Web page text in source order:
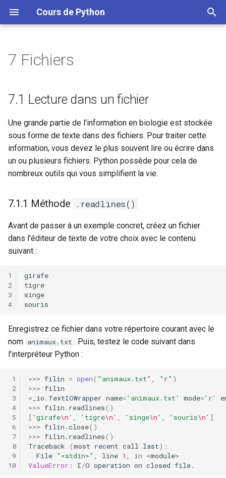
Cours de Python
a
i
o
d
e
l
a
7.1 Lecture dans un fichier
7.1.1 Méthode .readlines()
7.1.2 Méthode .read()
7.1.3 Méthode .readline()
7.1.4 Itérations directes sur
7.2 Écriture dans un fichier
7.3 Ouvrir deux fichiers avec
l'instruction with
ligne sous Unix et sous
Windows
conversions de types avec
les fichiers
de données et de fichiers
7.7 Exercices
7.7.1 Moyenne des notes
7.7.2 Admis ou recalé
A. Quelques formats de
biologie
B. Installation de Python
7 Fichiers
7.1 Lecture dans un fichier
Une grande partie de l'information en biologie est stockée
sous forme de texte dans des fichiers. Pour traiter cette
information, vous devez le plus souvent lire ou écrire dans
un ou plusieurs fichiers. Python possède pour cela de
nombreux outils qui vous simplifient la vie.
7.1.1 Méthode .readlines()
Avant de passer à un exemple concret, créez un fichier
dans l'éditeur de texte de votre choix avec le contenu
suivant :
Enregistrez ce fichier dans votre répertoire courant avec le
nom animaux.txt . Puis, testez le code suivant dans
l'interpréteur Python :
>>> filin = open( "animaux.txt" "r" )
>>> filin
< _io . TextIOWrapper name='animaux.txt' mode='r'
>>> filin . readlines()
[ 'girafe\n' 'tigre\n' 'singe\n' 'souris\n' ]
>>> filin .close()
>>> filin . readlines()
Traceback
(most recent call last):
File "<stdin>" line 1 in <module>
ValueError : I/O operation on closed file.